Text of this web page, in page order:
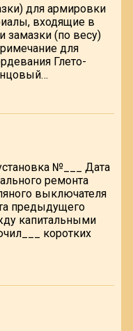
для армировки
входящие в
замазки (по весу)
для
Глето-
№___ Дата
ремонта
выключателя
предыдущего
капитальными
коротких